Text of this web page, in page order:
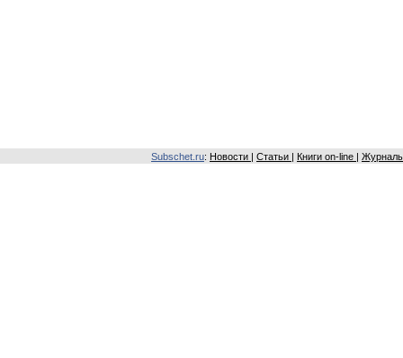
Subschet.ru: Новости Статьи Книги on-line